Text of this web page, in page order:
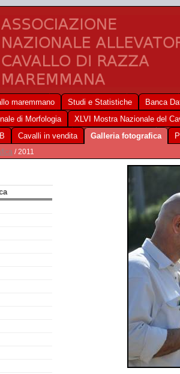
maremmano Studi e Statistiche
Banca
di Morfologia
XLVI Mostra Nazionale del
Cavalli in vendita Galleria fotografica
/ 2011